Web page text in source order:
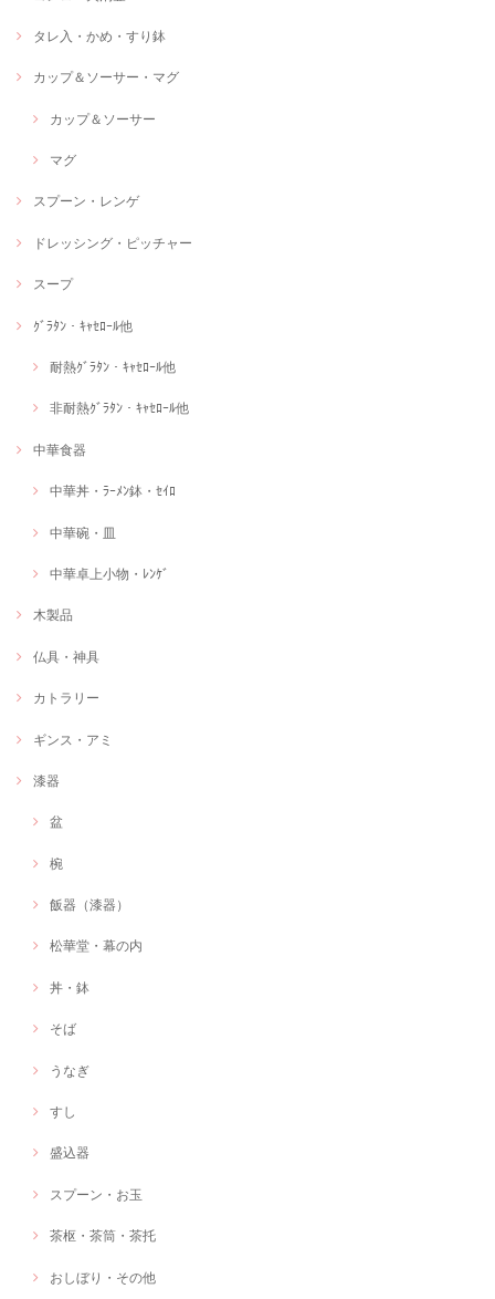
タレ入・かめ・すり鉢
カップ＆ソーサー・マグ
カップ＆ソーサー
マグ
スプーン・レンゲ
ドレッシング・ピッチャー
スープ
ｸﾞﾗﾀﾝ・ｷｬｾﾛｰﾙ他
耐熱ｸﾞﾗﾀﾝ・ｷｬｾﾛｰﾙ他
非耐熱ｸﾞﾗﾀﾝ・ｷｬｾﾛｰﾙ他
中華食器
中華丼・ﾗｰﾒﾝ鉢・ｾｲﾛ
中華碗・皿
中華卓上小物・ﾚﾝｹﾞ
木製品
仏具・神具
カトラリー
ギンス・アミ
漆器
盆
椀
飯器（漆器）
松華堂・幕の内
丼・鉢
そば
うなぎ
すし
盛込器
スプーン・お玉
茶枢・茶筒・茶托
おしぼり・その他